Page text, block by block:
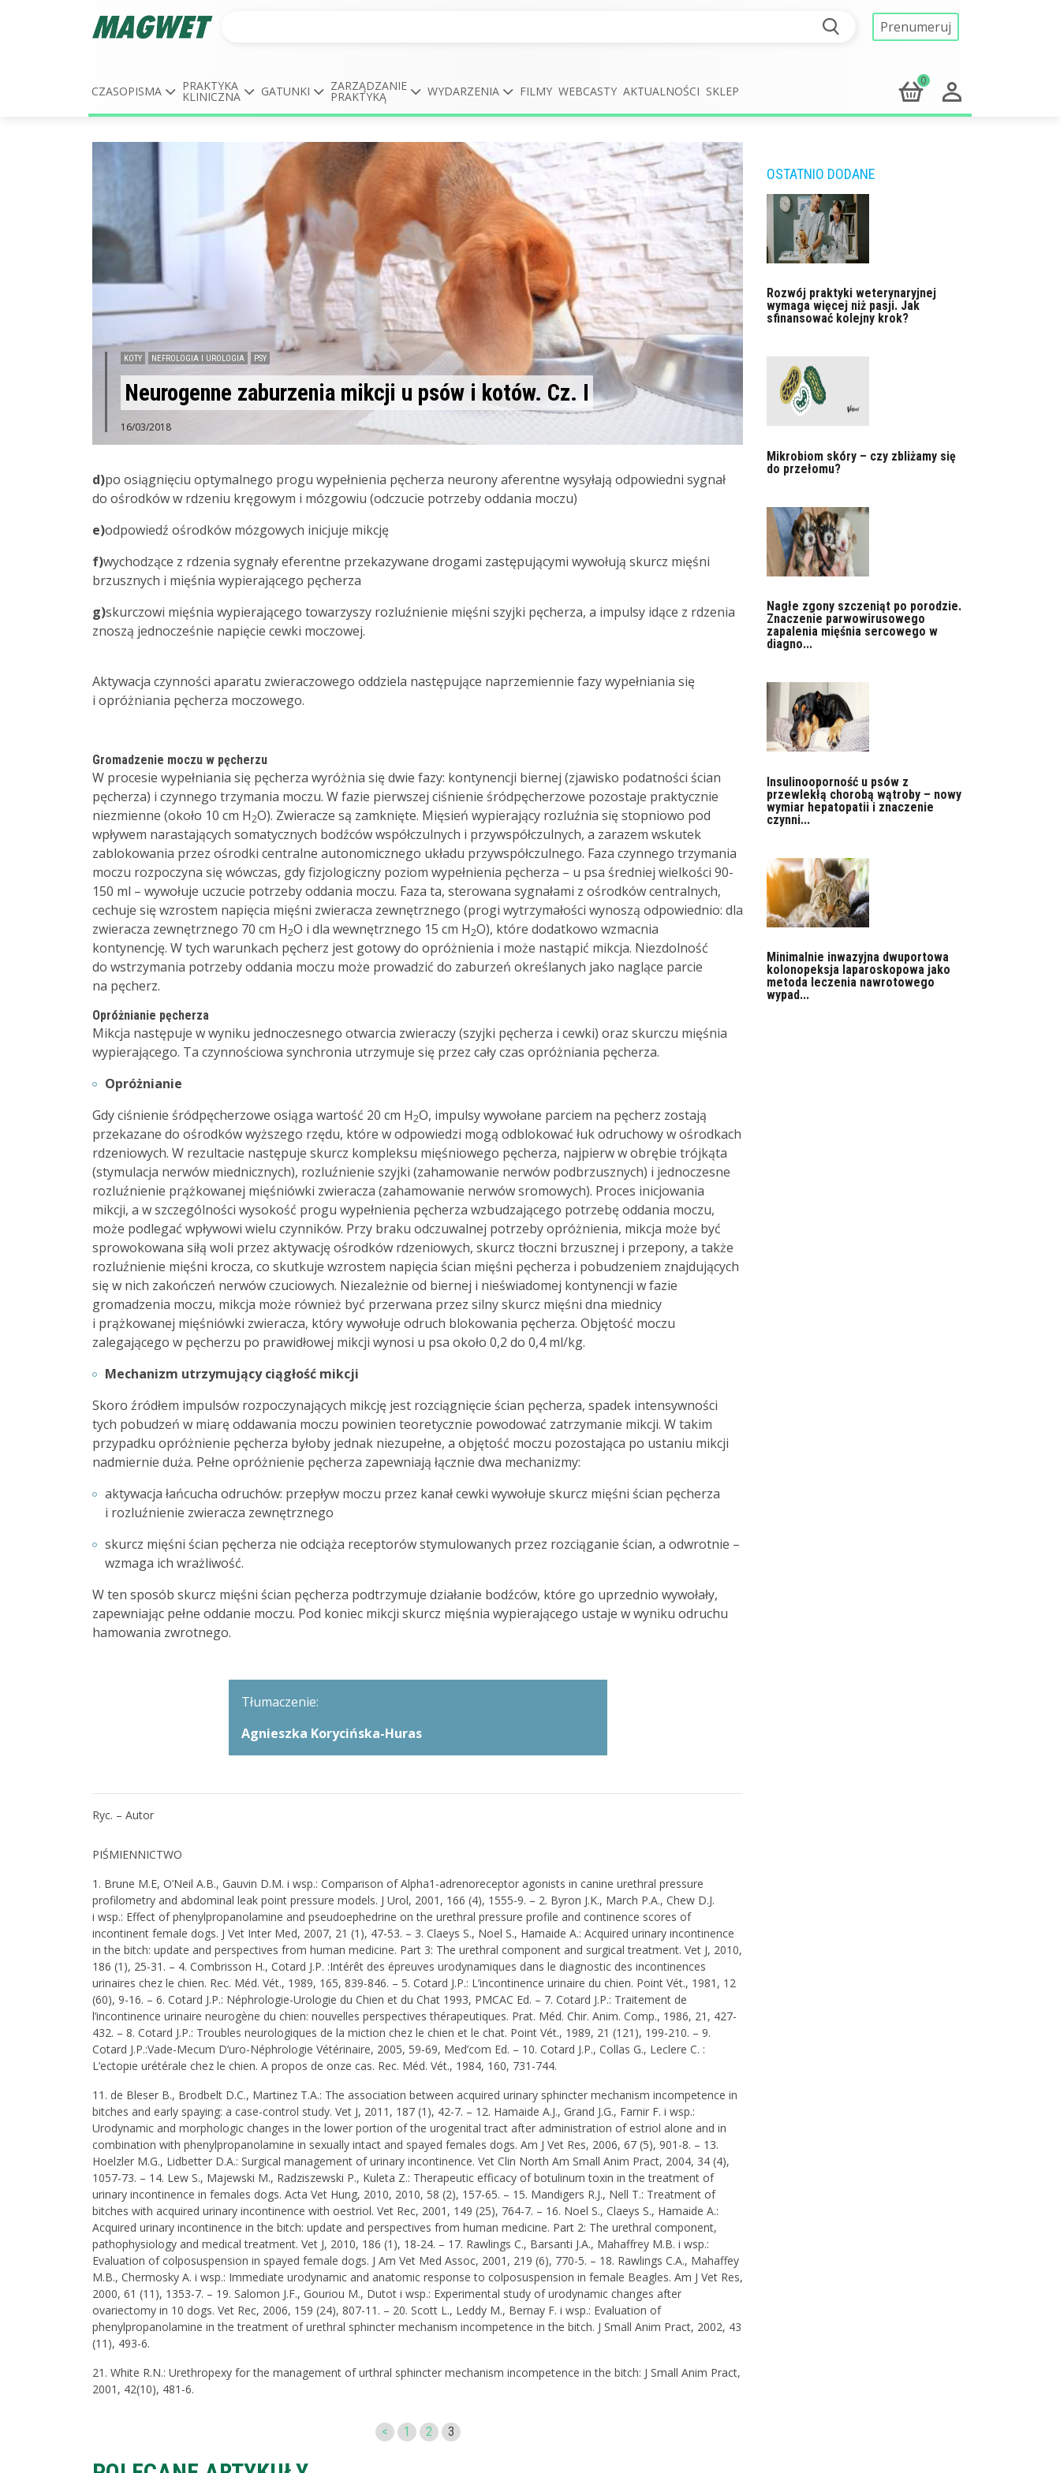
Prenumeruj
CZASOPISMA PRAKTYKA
KLINICZNA GATUNKI ZARZĄDZANIE
PRAKTYKĄ WYDARZENIA FILMY WEBCASTY AKTUALNOŚCI SKLEP
0
KOTY NEFROLOGIA I UROLOGIA PSY
Neurogenne zaburzenia mikcji u psów i kotów. Cz. I
16/03/2018
d)po osiągnięciu optymalnego progu wypełnienia pęcherza neurony aferentne wysyłają odpowiedni sygnał
do ośrodków w rdzeniu kręgowym i mózgowiu (odczucie potrzeby oddania moczu)
e)odpowiedź ośrodków mózgowych inicjuje mikcję
f)wychodzące z rdzenia sygnały eferentne przekazywane drogami zastępującymi wywołują skurcz mięśni
brzusznych i mięśnia wypierającego pęcherza
g)skurczowi mięśnia wypierającego towarzyszy rozluźnienie mięśni szyjki pęcherza, a impulsy idące z rdzenia
znoszą jednocześnie napięcie cewki moczowej.
Aktywacja czynności aparatu zwieraczowego oddziela następujące naprzemiennie fazy wypełniania się
i opróżniania pęcherza moczowego.
Gromadzenie moczu w pęcherzu
W procesie wypełniania się pęcherza wyróżnia się dwie fazy: kontynencji biernej (zjawisko podatności ścian
pęcherza) i czynnego trzymania moczu. W fazie pierwszej ciśnienie śródpęcherzowe pozostaje praktycznie
niezmienne (około 10 cm H2O). Zwieracze są zamknięte. Mięsień wypierający rozluźnia się stopniowo pod
wpływem narastających somatycznych bodźców współczulnych i przywspółczulnych, a zarazem wskutek
zablokowania przez ośrodki centralne autonomicznego układu przywspółczulnego. Faza czynnego trzymania
moczu rozpoczyna się wówczas, gdy fizjologiczny poziom wypełnienia pęcherza – u psa średniej wielkości 90-
150 ml – wywołuje uczucie potrzeby oddania moczu. Faza ta, sterowana sygnałami z ośrodków centralnych,
cechuje się wzrostem napięcia mięśni zwieracza zewnętrznego (progi wytrzymałości wynoszą odpowiednio: dla
zwieracza zewnętrznego 70 cm H2O i dla wewnętrznego 15 cm H2O), które dodatkowo wzmacnia
kontynencję. W tych warunkach pęcherz jest gotowy do opróżnienia i może nastąpić mikcja. Niezdolność
do wstrzymania potrzeby oddania moczu może prowadzić do zaburzeń określanych jako naglące parcie
na pęcherz.
Opróżnianie pęcherza
Mikcja następuje w wyniku jednoczesnego otwarcia zwieraczy (szyjki pęcherza i cewki) oraz skurczu mięśnia
wypierającego. Ta czynnościowa synchronia utrzymuje się przez cały czas opróżniania pęcherza.
Opróżnianie
Gdy ciśnienie śródpęcherzowe osiąga wartość 20 cm H2O, impulsy wywołane parciem na pęcherz zostają
przekazane do ośrodków wyższego rzędu, które w odpowiedzi mogą odblokować łuk odruchowy w ośrodkach
rdzeniowych. W rezultacie następuje skurcz kompleksu mięśniowego pęcherza, najpierw w obrębie trójkąta
(stymulacja nerwów miednicznych), rozluźnienie szyjki (zahamowanie nerwów podbrzusznych) i jednoczesne
rozluźnienie prążkowanej mięśniówki zwieracza (zahamowanie nerwów sromowych). Proces inicjowania
mikcji, a w szczególności wysokość progu wypełnienia pęcherza wzbudzającego potrzebę oddania moczu,
może podlegać wpływowi wielu czynników. Przy braku odczuwalnej potrzeby opróżnienia, mikcja może być
sprowokowana siłą woli przez aktywację ośrodków rdzeniowych, skurcz tłoczni brzusznej i przepony, a także
rozluźnienie mięśni krocza, co skutkuje wzrostem napięcia ścian mięśni pęcherza i pobudzeniem znajdujących
się w nich zakończeń nerwów czuciowych. Niezależnie od biernej i nieświadomej kontynencji w fazie
gromadzenia moczu, mikcja może również być przerwana przez silny skurcz mięśni dna miednicy
i prążkowanej mięśniówki zwieracza, który wywołuje odruch blokowania pęcherza. Objętość moczu
zalegającego w pęcherzu po prawidłowej mikcji wynosi u psa około 0,2 do 0,4 ml/kg.
Mechanizm utrzymujący ciągłość mikcji
Skoro źródłem impulsów rozpoczynających mikcję jest rozciągnięcie ścian pęcherza, spadek intensywności
tych pobudzeń w miarę oddawania moczu powinien teoretycznie powodować zatrzymanie mikcji. W takim
przypadku opróżnienie pęcherza byłoby jednak niezupełne, a objętość moczu pozostająca po ustaniu mikcji
nadmiernie duża. Pełne opróżnienie pęcherza zapewniają łącznie dwa mechanizmy:
aktywacja łańcucha odruchów: przepływ moczu przez kanał cewki wywołuje skurcz mięśni ścian pęcherza
i rozluźnienie zwieracza zewnętrznego
skurcz mięśni ścian pęcherza nie odciąża receptorów stymulowanych przez rozciąganie ścian, a odwrotnie –
wzmaga ich wrażliwość.
W ten sposób skurcz mięśni ścian pęcherza podtrzymuje działanie bodźców, które go uprzednio wywołały,
zapewniając pełne oddanie moczu. Pod koniec mikcji skurcz mięśnia wypierającego ustaje w wyniku odruchu
hamowania zwrotnego.
Tłumaczenie:
Agnieszka Korycińska-Huras
Ryc. – Autor
PIŚMIENNICTWO
1. Brune M.E, O’Neil A.B., Gauvin D.M. i wsp.: Comparison of Alpha1-adrenoreceptor agonists in canine urethral pressure
profilometry and abdominal leak point pressure models. J Urol, 2001, 166 (4), 1555-9. – 2. Byron J.K., March P.A., Chew D.J.
i wsp.: Effect of phenylpropanolamine and pseudoephedrine on the urethral pressure profile and continence scores of
incontinent female dogs. J Vet Inter Med, 2007, 21 (1), 47-53. – 3. Claeys S., Noel S., Hamaide A.: Acquired urinary incontinence
in the bitch: update and perspectives from human medicine. Part 3: The urethral component and surgical treatment. Vet J, 2010,
186 (1), 25-31. – 4. Combrisson H., Cotard J.P. :Intérêt des épreuves urodynamiques dans le diagnostic des incontinences
urinaires chez le chien. Rec. Méd. Vét., 1989, 165, 839-846. – 5. Cotard J.P.: L’incontinence urinaire du chien. Point Vét., 1981, 12
(60), 9-16. – 6. Cotard J.P.: Néphrologie-Urologie du Chien et du Chat 1993, PMCAC Ed. – 7. Cotard J.P.: Traitement de
l’incontinence urinaire neurogène du chien: nouvelles perspectives thérapeutiques. Prat. Méd. Chir. Anim. Comp., 1986, 21, 427-
432. – 8. Cotard J.P.: Troubles neurologiques de la miction chez le chien et le chat. Point Vét., 1989, 21 (121), 199-210. – 9.
Cotard J.P.:Vade-Mecum D’uro-Néphrologie Vétérinaire, 2005, 59-69, Med’com Ed. – 10. Cotard J.P., Collas G., Leclere C. :
L’ectopie urétérale chez le chien. A propos de onze cas. Rec. Méd. Vét., 1984, 160, 731-744.
11. de Bleser B., Brodbelt D.C., Martinez T.A.: The association between acquired urinary sphincter mechanism incompetence in
bitches and early spaying: a case-control study. Vet J, 2011, 187 (1), 42-7. – 12. Hamaide A.J., Grand J.G., Farnir F. i wsp.:
Urodynamic and morphologic changes in the lower portion of the urogenital tract after administration of estriol alone and in
combination with phenylpropanolamine in sexually intact and spayed females dogs. Am J Vet Res, 2006, 67 (5), 901-8. – 13.
Hoelzler M.G., Lidbetter D.A.: Surgical management of urinary incontinence. Vet Clin North Am Small Anim Pract, 2004, 34 (4),
1057-73. – 14. Lew S., Majewski M., Radziszewski P., Kuleta Z.: Therapeutic efficacy of botulinum toxin in the treatment of
urinary incontinence in females dogs. Acta Vet Hung, 2010, 2010, 58 (2), 157-65. – 15. Mandigers R.J., Nell T.: Treatment of
bitches with acquired urinary incontinence with oestriol. Vet Rec, 2001, 149 (25), 764-7. – 16. Noel S., Claeys S., Hamaide A.:
Acquired urinary incontinence in the bitch: update and perspectives from human medicine. Part 2: The urethral component,
pathophysiology and medical treatment. Vet J, 2010, 186 (1), 18-24. – 17. Rawlings C., Barsanti J.A., Mahaffrey M.B. i wsp.:
Evaluation of colposuspension in spayed female dogs. J Am Vet Med Assoc, 2001, 219 (6), 770-5. – 18. Rawlings C.A., Mahaffey
M.B., Chermosky A. i wsp.: Immediate urodynamic and anatomic response to colposuspension in female Beagles. Am J Vet Res,
2000, 61 (11), 1353-7. – 19. Salomon J.F., Gouriou M., Dutot i wsp.: Experimental study of urodynamic changes after
ovariectomy in 10 dogs. Vet Rec, 2006, 159 (24), 807-11. – 20. Scott L., Leddy M., Bernay F. i wsp.: Evaluation of
phenylpropanolamine in the treatment of urethral sphincter mechanism incompetence in the bitch. J Small Anim Pract, 2002, 43
(11), 493-6.
21. White R.N.: Urethropexy for the management of urthral sphincter mechanism incompetence in the bitch: J Small Anim Pract,
2001, 42(10), 481-6.
< 1 2 3
OSTATNIO DODANE
Rozwój praktyki weterynaryjnej
wymaga więcej niż pasji. Jak
sfinansować kolejny krok?
Mikrobiom skóry – czy zbliżamy się
do przełomu?
Nagłe zgony szczeniąt po porodzie.
Znaczenie parwowirusowego
zapalenia mięśnia sercowego w
diagno...
Insulinooporność u psów z
przewlekłą chorobą wątroby – nowy
wymiar hepatopatii i znaczenie
czynni...
Minimalnie inwazyjna dwuportowa
kolonopeksja laparoskopowa jako
metoda leczenia nawrotowego
wypad...